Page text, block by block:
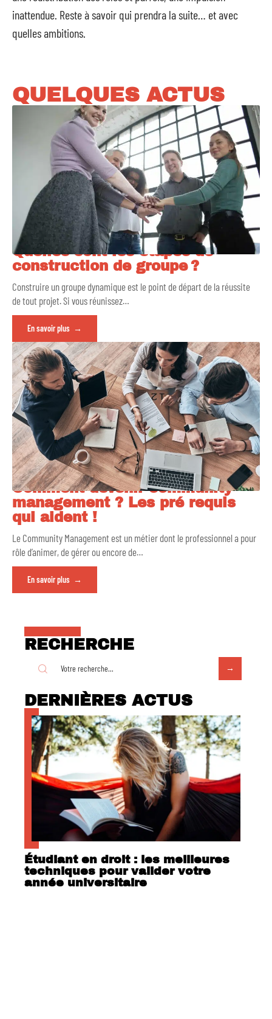
inattendue. Reste à savoir qui prendra la suite… et avec
quelles ambitions.
QUELQUES ACTUS
Quelles sont les étapes de
construction de groupe ?
Construire un groupe dynamique est le point de départ de la réussite
de tout projet. Si vous réunissez…
En savoir plus
Comment devenir community
management ? Les pré requis
qui aident !
Le Community Management est un métier dont le professionnel a pour
rôle d’animer, de gérer ou encore de…
En savoir plus
RECHERCHE
DERNIÈRES ACTUS
Étudiant en droit : les meilleures
techniques pour valider votre
année universitaire